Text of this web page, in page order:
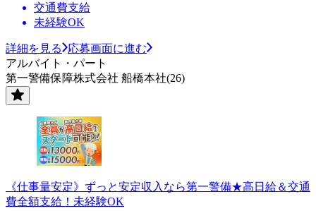
交通費支給
未経験OK
詳細を見る
応募画面に進む
アルバイト・パート
第一警備保障株式会社 船橋本社(26)
《仕事量安定》ずっと安定収入なら第一警備★高日給＆交通
費全額支給！未経験OK